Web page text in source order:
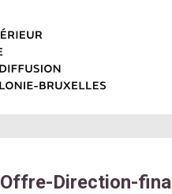
Offre-Direction-